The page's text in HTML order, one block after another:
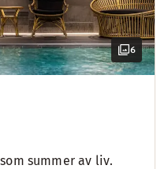
6
summer av liv.